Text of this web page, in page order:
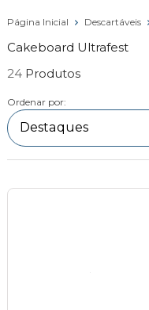
Página Inicial Descartáveis
Cakeboard Ultrafest
24
Ordenar por: